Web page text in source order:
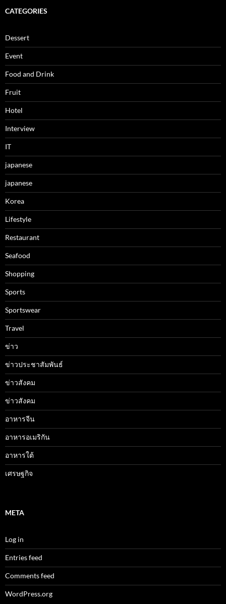
CATEGORIES
Dessert
Event
Food and Drink
Fruit
Hotel
Interview
IT
japanese
japanese
Korea
Lifestyle
Restaurant
Seafood
Shopping
Sports
Sportswear
Travel
ข่าว
ข่าวประชาสัมพันธ์
ข่าวสังคม
ข่าวสังคม
อาหารจีน
อาหารอเมริกัน
อาหารใต้
เศรษฐกิจ
META
Log in
Entries feed
Comments feed
WordPress.org